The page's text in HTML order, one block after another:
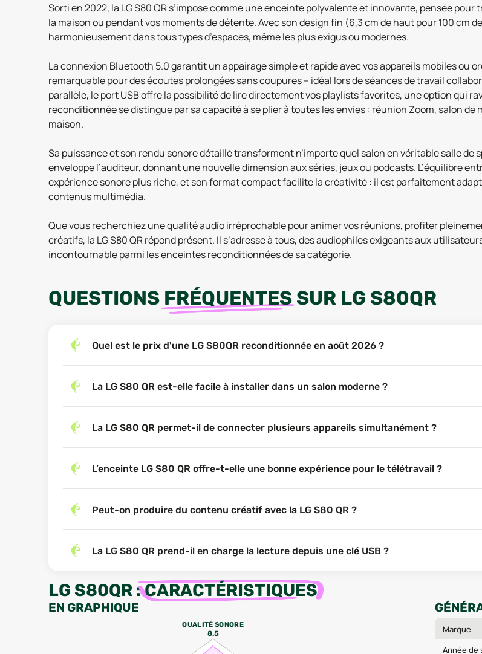
Sorti en 2022, la LG S80 QR s’impose comme une enceinte polyvalente et innovante, pensée
la maison ou pendant vos moments de détente. Avec son design fin (6,3 cm de haut pour 100 cm
harmonieusement dans tous types d’espaces, même les plus exigus ou modernes.
La connexion Bluetooth 5.0 garantit un appairage simple et rapide avec vos appareils mobiles
remarquable pour des écoutes prolongées sans coupures – idéal lors de séances de travail
parallèle, le port USB offre la possibilité de lire directement vos playlists favorites, une option qui
reconditionnée se distingue par sa capacité à se plier à toutes les envies : réunion Zoom, salon
maison.
Sa puissance et son rendu sonore détaillé transforment n’importe quel salon en véritable salle de
enveloppe l’auditeur, donnant une nouvelle dimension aux séries, jeux ou podcasts. L’équilibre
expérience sonore plus riche, et son format compact facilite la créativité : il est parfaitement
contenus multimédia.
Que vous recherchiez une qualité audio irréprochable pour animer vos réunions, profiter
créatifs, la LG S80 QR répond présent. Il s’adresse à tous, des audiophiles exigeants aux
incontournable parmi les enceintes reconditionnées de sa catégorie.
QUESTIONS FRÉQUENTES SUR LG S80QR
Quel est le prix d'une LG S80QR reconditionnée en août 2026 ?
La LG S80 QR est-elle facile à installer dans un salon moderne ?
La LG S80 QR permet-il de connecter plusieurs appareils simultanément ?
L’enceinte LG S80 QR offre-t-elle une bonne expérience pour le télétravail ?
Peut-on produire du contenu créatif avec la LG S80 QR ?
La LG S80 QR prend-il en charge la lecture depuis une clé USB ?
LG S80QR :CARACTÉRISTIQUES
EN GRAPHIQUE
QUALITÉ SONORE
8.5
Marque
Année de